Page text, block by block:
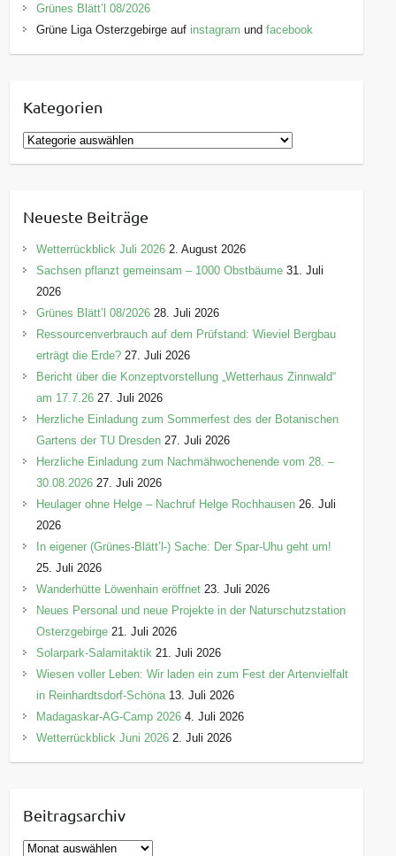
Grünes Blätt’l 08/2026
Grüne Liga Osterzgebirge auf instagram undfacebook
Kategorien
K
a
g
o
r
e
n
Neueste Beiträge
Wetterrückblick Juli 2026 2. August 2026
Sachsen pflanzt gemeinsam – 1000 Obstbäume 31. Juli
2026
Grünes Blätt’l 08/2026 28. Juli 2026
Ressourcenverbrauch auf dem Prüfstand: Wieviel Bergbau
erträgt die Erde? 27. Juli 2026
Bericht über die Konzeptvorstellung „Wetterhaus Zinnwald“
am 17.7.26 27. Juli 2026
Herzliche Einladung zum Sommerfest des der Botanischen
Gartens der TU Dresden 27. Juli 2026
Herzliche Einladung zum Nachmähwochenende vom 28. –
30.08.2026 27. Juli 2026
Heulager ohne Helge – Nachruf Helge Rochhausen 26. Juli
2026
In eigener (Grünes-Blätt’l-) Sache: Der Spar-Uhu geht um!
25. Juli 2026
Wanderhütte Löwenhain eröffnet 23. Juli 2026
Neues Personal und neue Projekte in der Naturschutzstation
Osterzgebirge 21. Juli 2026
Solarpark-Salamitaktik 21. Juli 2026
Wiesen voller Leben: Wir laden ein zum Fest der Artenvielfalt
in Reinhardtsdorf-Schöna 13. Juli 2026
Madagaskar-AG-Camp 2026 4. Juli 2026
Wetterrückblick Juni 2026 2. Juli 2026
Beitragsarchiv
B